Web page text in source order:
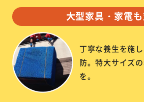
大型家具・家電
丁寧な養生を施
防。特大サイズ
を。